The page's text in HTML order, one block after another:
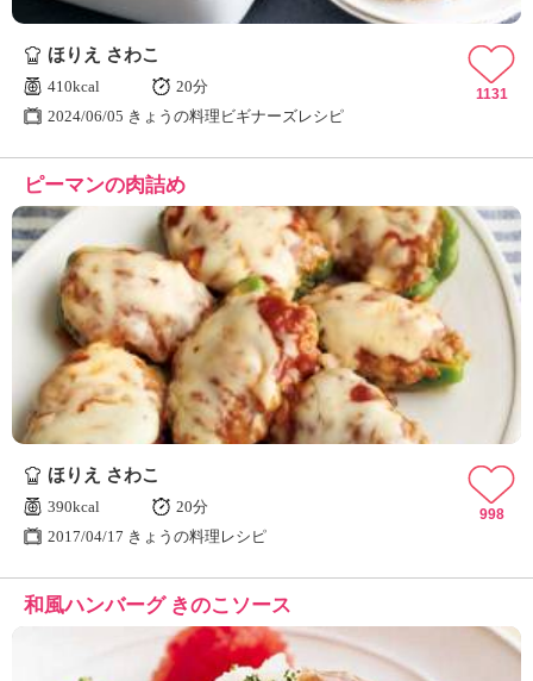
ほりえ さわこ
410kcal
20分
2024/06/05 きょうの料理ビギナーズレシピ
1131
ピーマンの肉詰め
ほりえ さわこ
390kcal
20分
2017/04/17 きょうの料理レシピ
998
和風ハンバーグ きのこソース